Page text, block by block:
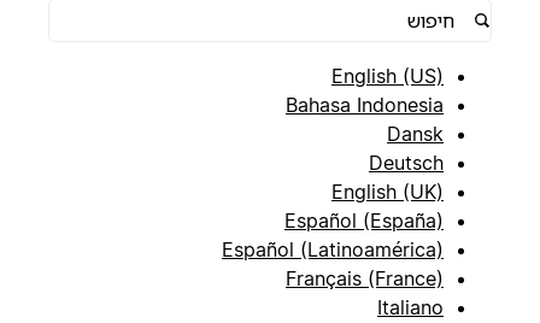
English (US)
Bahasa Indonesia
Dansk
Deutsch
English (UK)
Español (España)
Español (Latinoamérica)
Français (France)
Italiano